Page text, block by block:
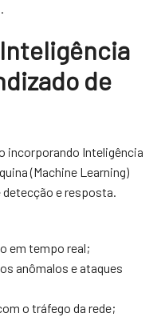
de
incorporando Inteligência
(Machine Learning)
detecção e resposta.
em tempo real;
anômalos e ataques
o tráfego da rede;